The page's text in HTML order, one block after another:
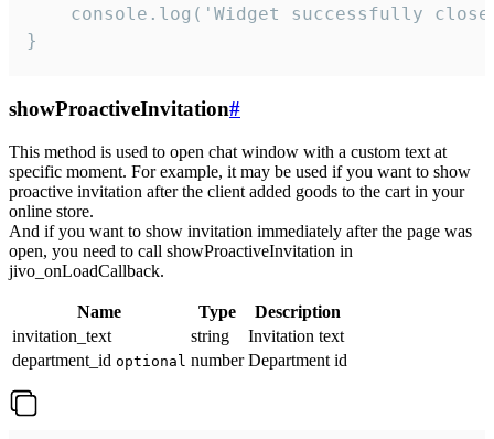
console.log('Widget successfully
}
showProactiveInvitation#
This method is used to open chat window with a custom text at
specific moment. For example, it may be used if you want to show
proactive invitation after the client added goods to the cart in your
online store.
And if you want to show invitation immediately after the page was
open, you need to call showProactiveInvitation in
jivo_onLoadCallback.
Name Type
Description
invitation_text
string
Invitation text
department_id optional number Department id